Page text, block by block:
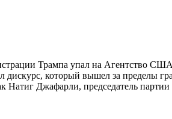
Трампа упал на Агентство
дискурс, который вышел за пределы
Натиг Джафарли, председатель